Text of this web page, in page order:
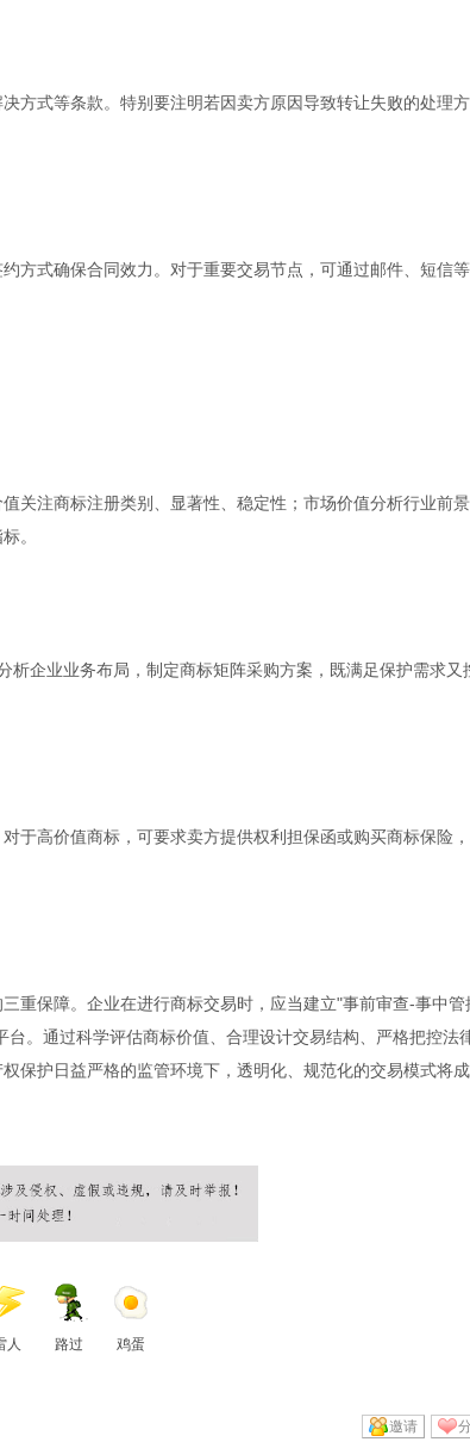
方式等条款。特别要注明若因卖方原因导致转让失败的处理方
方式确保合同效力。对于重要交易节点，可通过邮件、短信
关注商标注册类别、显著性、稳定性；市场价值分析行业前
。
企业业务布局，制定商标矩阵采购方案，既满足保护需求又
于高价值商标，可要求卖方提供权利担保函或购买商标保险
重保障。企业在进行商标交易时，应当建立"事前审查-事中管
。通过科学评估商标价值、合理设计交易结构、严格把控法
保护日益严格的监管环境下，透明化、规范化的交易模式将
人 路过 鸡蛋
邀请